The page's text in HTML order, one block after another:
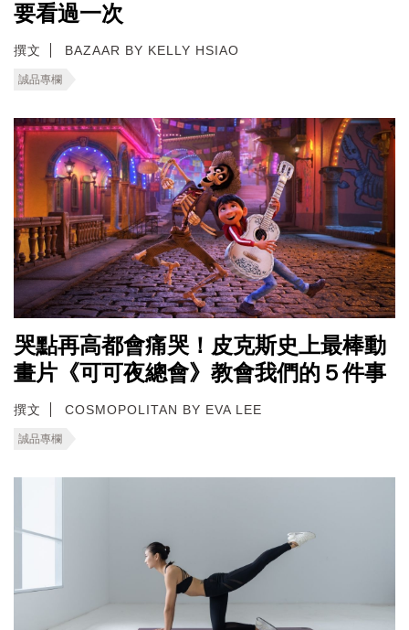
要看過一次
撰文 BAZAAR BY KELLY HSIAO
誠品專欄
哭點再高都會痛哭！皮克斯史上最棒動
畫片《可可夜總會》教會我們的５件事
撰文 COSMOPOLITAN BY EVA LEE
誠品專欄